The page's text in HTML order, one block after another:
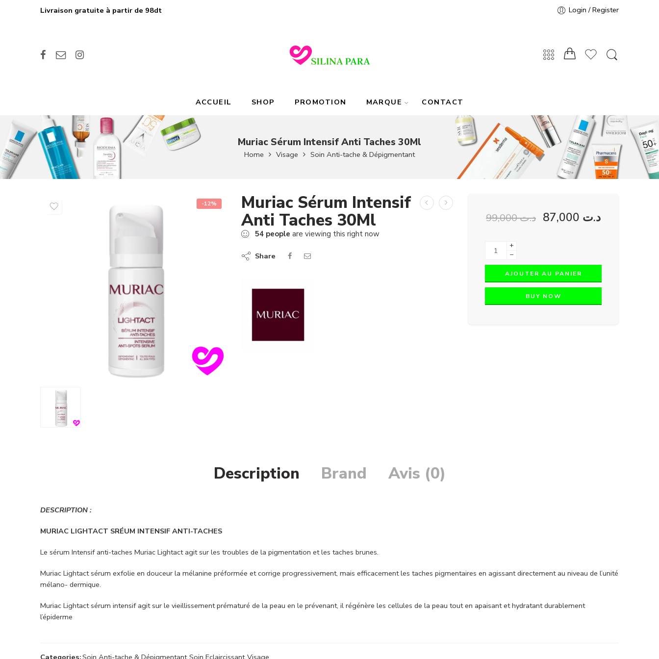
Livraison gratuite à partir de 98dt Login / Register
ACCUEIL SHOP PROMOTION MARQUE CONTACT
Muriac Sérum Intensif Anti Taches 30Ml
Home Visage Soin Anti-tache & Dépigmentant
-12% Muriac Sérum Intensif
Anti Taches 30Ml
54 people are viewing this right now
Share
د.ت99,000 د.ت
+
−
AJOUTER AU PANIER
BUY NOW
Description Brand Avis (0)
DESCRIPTION :
MURIAC LIGHTACT SRÉUM INTENSIF ANTI-TACHES
Le sérum Intensif anti-taches Muriac Lightact agit sur les troubles de la pigmentation et les taches brunes.
Muriac Lightact sérum exfolie en douceur la mélanine préformée et corrige progressivement, mais efficacement les taches pigmentaires en agissant directement au niveau de l’unité
mélano- dermique.
Muriac Lightact sérum intensif agit sur le vieillissement prématuré de la peau en le prévenant, il régénère les cellules de la peau tout en apaisant et hydratant durablement
l’épiderme
Categories:Soin Anti-tache & Dépigmentant,Soin Eclaircissant,Visage